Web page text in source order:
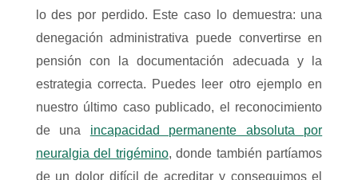
lo des por perdido. Este caso lo demuestra: una
denegación administrativa puede convertirse en
pensión con la documentación adecuada y la
estrategia correcta. Puedes leer otro ejemplo en
nuestro último caso publicado, el reconocimiento
de una incapacidad permanente absoluta por
neuralgia del trigémino, donde también partíamos
de un dolor difícil de acreditar y conseguimos el